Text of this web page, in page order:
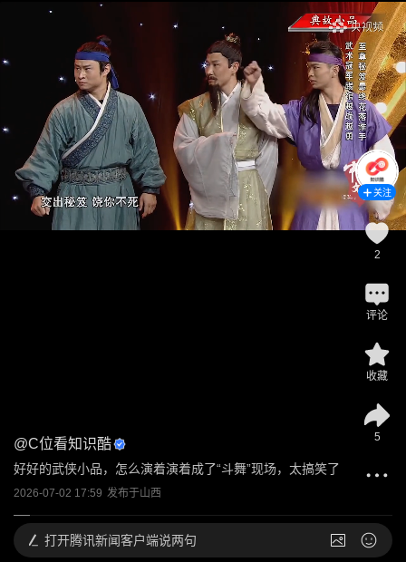
@C位看知识酷
好好的武侠小品，怎么演着演着成了“斗舞”现场，太搞笑了
2026-07-02 17:59 发布于山西
关注
2
评论
收藏
5
打开腾讯新闻客户端说两句